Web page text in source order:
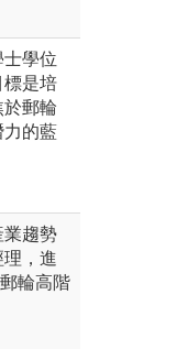
學位
標是培
郵輪
力的藍
業趨勢
，進
輪高階